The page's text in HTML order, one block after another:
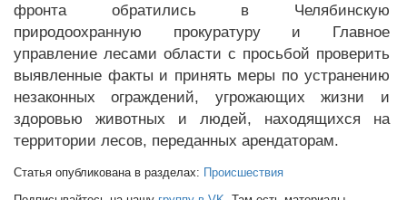
фронта обратились в Челябинскую
природоохранную прокуратуру и Главное
управление лесами области с просьбой проверить
выявленные факты и принять меры по устранению
незаконных ограждений, угрожающих жизни и
здоровью животных и людей, находящихся на
территории лесов, переданных арендаторам.
Статья опубликована в разделах: Происшествия